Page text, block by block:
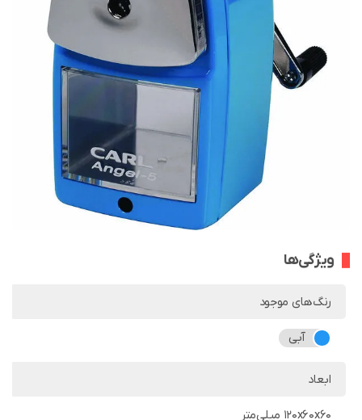
ویژگی‌ها
رنگ‌های موجود
آبی
ابعاد
120x60x60 میلی‌متر